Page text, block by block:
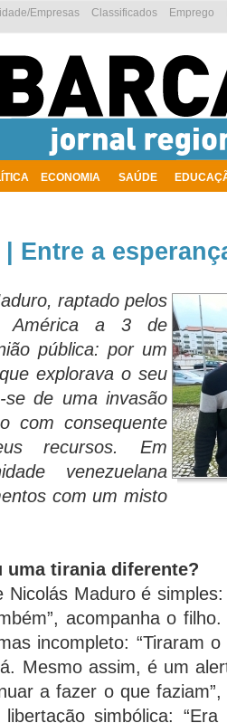
ECONOMIA SAÚDE
Emprego
Classificados
Empresas
| Entre a
raptado pelos
América a 3 de
pública: por um
explorava o seu
de uma invasão
com consequente
recursos. Em
venezuelana
com um misto
tirania diferente?
Maduro é
acompanha o
incompleto: “Tiraram
Mesmo assim, é um
a fazer o que
simbólica: